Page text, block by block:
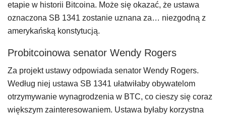
etapie w historii Bitcoina. Może się okazać, że ustawa
oznaczona SB 1341 zostanie uznana za… niezgodną z
amerykańską konstytucją.
Probitcoinowa senator Wendy Rogers
Za projekt ustawy odpowiada senator Wendy Rogers.
Według niej ustawa SB 1341 ułatwiłaby obywatelom
otrzymywanie wynagrodzenia w BTC, co cieszy się coraz
większym zainteresowaniem. Ustawa byłaby korzystna